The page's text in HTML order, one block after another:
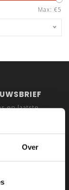
Over
Max: €5
en laatste